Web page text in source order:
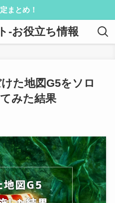
まとめ！
-お役立ち情報
けた地図G5をソロ
みた結果